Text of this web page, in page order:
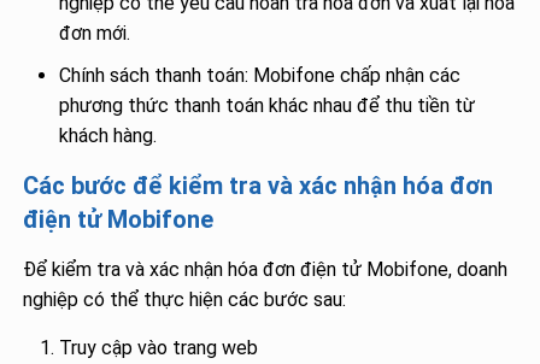
đơn mới.
Chính sách thanh toán: Mobifone chấp nhận các
phương thức thanh toán khác nhau để thu tiền từ
khách hàng.
Các bước để kiểm tra và xác nhận hóa đơn
điện tử Mobifone
Để kiểm tra và xác nhận hóa đơn điện tử Mobifone, doanh
nghiệp có thể thực hiện các bước sau:
Truy cập vào trang web